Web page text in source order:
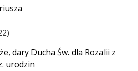
dary Ducha Św. dla Rozalii z
urodzin